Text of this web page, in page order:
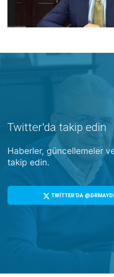
Twitter'da takip edin
Haberler, güncellemeler
takip edin.
TWİTTER'DA